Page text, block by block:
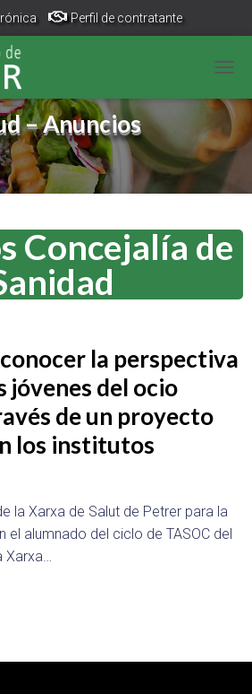
Perfil de contratante
Canal de denuncias
– Anuncios
Concejalía de
la perspectiva
jóvenes del ocio
de un proyecto
los institutos
la Xarxa de Salut de Petrer para la
el alumnado del ciclo de TASOC del
Xarxa…